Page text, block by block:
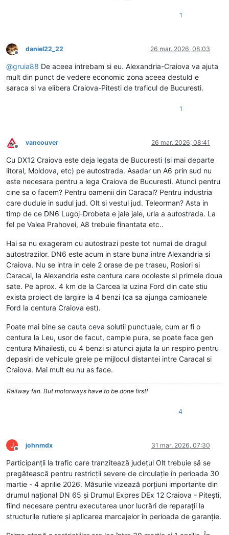
1
Deconectat
daniel22_22 26 mar. 2026, 08:03
@gruia88 De aceea intrebam si eu. Alexandria-Craiova va ajuta
mult din punct de vedere economic zona aceea destuld e
saraca si va elibera Craiova-Pitesti de traficul de Bucuresti.
1
Deconectat
vancouver 26 mar. 2026, 08:41
Cu DX12 Craiova este deja legata de Bucuresti (si mai departe
litoral, Moldova, etc) pe autostrada. Asadar un A6 prin sud nu
este necesara pentru a lega Craiova de Bucuresti. Atunci pentru
cine sa o facem? Pentru oamenii din Caracal? Pentru industria
care duduie in sudul jud. Olt si vestul jud. Teleorman? Asta in
timp de ce DN6 Lugoj-Drobeta e jale jale, urla a autostrada. La
fel pe Valea Prahovei, A8 trebuie finantata etc..
Hai sa nu exageram cu autostrazi peste tot numai de dragul
autostrazilor. DN6 este acum in stare buna intre Alexandria si
Craiova. Nu se intra in cele 2 orase de pe traseu, Rosiori si
Caracal, la Alexandria este centura care ocoleste si primele doua
sate. Pe aprox. 4 km de la Carcea la uzina Ford din cate stiu
exista proiect de largire la 4 benzi (ca sa ajunga camioanele
Ford la centura Craiova est).
Poate mai bine se cauta ceva solutii punctuale, cum ar fi o
centura la Leu, usor de facut, campie pura, se poate face gen
centura Mihailesti, cu 4 benzi si atunci ajuta la un respiro pentru
depasiri de vehicule grele pe mijlocul distantei intre Caracal si
Craiova. Mai mult eu nu as face.
Railway fan. But motorways have to be done first!
4
J
Deconectat
johnmdx 31 mar. 2026, 07:30
Participanții la trafic care tranzitează județul Olt trebuie să se
pregătească pentru restricții severe de circulație în perioada 30
martie - 4 aprilie 2026. Măsurile vizează porțiuni importante din
drumul naţional DN 65 și Drumul Expres DEx 12 Craiova - Pitești,
fiind necesare pentru executarea unor lucrări de reparații la
structurile rutiere și aplicarea marcajelor în perioada de garanție.